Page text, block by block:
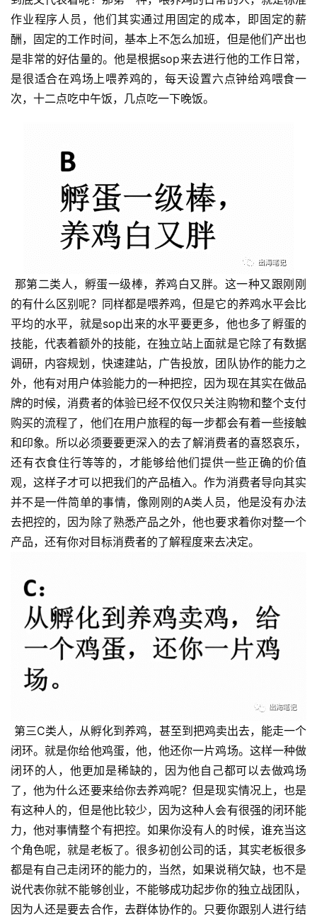
例
拆
解
操
盘
作业程序人员，他们其实通过用固定的成本，即固定的薪
酬，固定的工作时间，基本上不怎么加班，但是他们产出也
是非常的好估量的。他是根据sop来去进行他的工作日常，
是很适合在鸡场上喂养鸡的，每天设置六点钟给鸡喂食一
次，十二点吃中午饭，几点吃一下晚饭。
的有什么区别呢？同样都是喂养鸡，但是它的养鸡水平会比
平均的水平，就是sop出来的水平要更多，他也多了孵蛋的
技能，代表着额外的技能，在独立站上面就是它除了有数据
调研，内容规划，快速建站，广告投放，团队协作的能力之
外，他有对用户体验能力的一种把控，因为现在其实在做品
牌的时候，消费者的体验已经不仅仅只关注购物和整个支付
购买的流程了，他们在用户旅程的每一步都会有着一些接触
和印象。所以必须要要更深入的去了解消费者的喜怒哀乐，
还有衣食住行等等的，才能够给他们提供一些正确的价值
观，这样子才可以把我们的产品植入。作为消费者导向其实
并不是一件简单的事情，像刚刚的A类人员，他是没有办法
去把控的，因为除了熟悉产品之外，他也要求着你对整一个
产品，还有你对目标消费者的了解程度来去决定。
闭环。就是你给他鸡蛋，他，他还你一片鸡场。这样一种做
闭环的人，他更加是稀缺的，因为他自己都可以去做鸡场
了，他为什么还要来给你去养鸡呢？但是现实情况上，也是
有这种人的，但是他比较少，因为这种人会有很强的闭环能
力，他对事情整个有把控。如果你没有人的时候，谁充当这
个角色呢，就是老板了。很多初创公司的话，其实老板很多
都是有自己走闭环的能力的，当然，如果说稍欠缺，也不是
说代表你就不能够创业，不能够成功起步你的独立战团队，
因为人还是要去合作，去群体协作的。只要你跟别人进行结